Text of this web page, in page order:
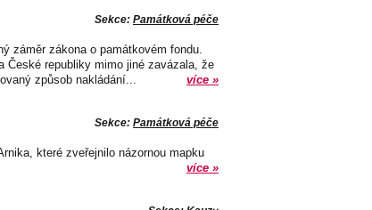
Sekce: Památková péče
záměr zákona o památkovém fondu.
České republiky mimo jiné zavázala, že
způsob nakládání...
více »
Sekce: Památková péče
které zveřejnilo názornou mapku
více »